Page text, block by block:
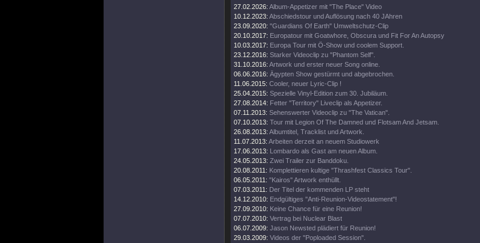
27.02.2026: Album-Appetizer mit "The Place" Video
10.12.2023: Abschiedstour und Auflösung nach 40 JAhren
23.09.2020: "Guardians Of Earth" Umweltschutz-Clip
20.10.2017: Europatour mit Goatwhore, Obscura und Fit For An Autopsy
10.03.2017: Europa Tour mit Ö-Show und coolem Support.
23.12.2016: Starker Videoclip zu "Phantom Self".
31.10.2016: Artwork und erster neuer Song online.
06.06.2016: Ägypten Show gestürmt und abgebrochen.
11.06.2015: Cooler, neuer Lyric-Clip !
25.04.2015: Spezielle Vinyl-Edition zum 30. Jubiläum.
27.08.2014: Fetter "Territory" Liveclip als Appetizer.
07.11.2013: Sehenswerter Videoclip zu "The Vatican".
07.10.2013: Tour mit Legion Of The Damned und Flotsam And Jetsam.
26.08.2013: Albumtitel, Tracklist und Artwork.
11.07.2013: Arbeiten derzeit an neuem Studiowerk
17.06.2013: Lombardo als Gast am neuen Album.
24.05.2013: Zwei Trailer zur Banddoku.
20.08.2011: Komplettieren kultige "Thrashfest Classics Tour".
06.05.2011: "Kairos" Artwork enthüllt.
07.03.2011: Der Titel der kommenden LP steht
14.12.2010: Endgültiges "Anti-Reunion-Videostatement"!
27.09.2010: Keine Chance für eine Reunion!
07.07.2010: Vertrag bei Nuclear Blast
06.07.2009: Jason Newsted plädiert für Reunion!
29.03.2009: Videos der "Poploaded Session".